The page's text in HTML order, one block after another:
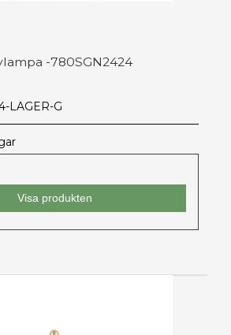
-780SGN2424
LAGER-G
Visa produkten